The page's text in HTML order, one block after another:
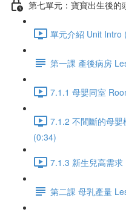
第七單元：寶寶出生後
單元介紹 Unit Intro
第一課 產後病房
7.1.1 母嬰同室
7.1.2 不間斷的母
(0:34)
7.1.3 新生兒高需
第二課 母乳產量